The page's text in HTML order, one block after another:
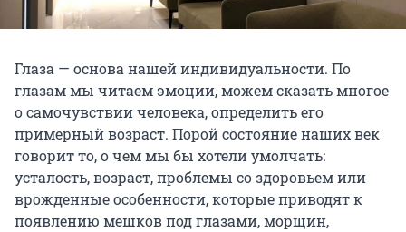
Глаза — основа нашей индивидуальности. По
глазам мы читаем эмоции, можем сказать многое
о самочувствии человека, определить его
примерный возраст. Порой состояние наших век
говорит то, о чем мы бы хотели умолчать:
усталость, возраст, проблемы со здоровьем или
врожденные особенности, которые приводят к
появлению мешков под глазами, морщин,